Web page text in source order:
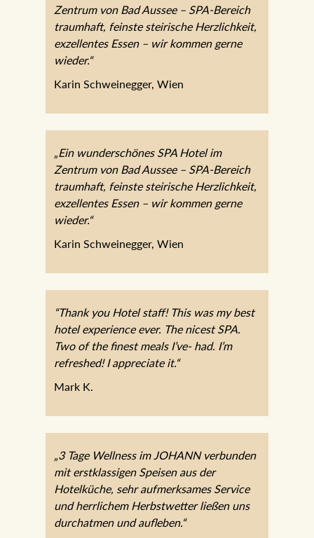
Zentrum von Bad Aussee – SPA-Bereich
traumhaft, feinste steirische Herzlichkeit,
exzellentes Essen – wir kommen gerne
wieder.“
Karin Schweinegger, Wien
„Ein wunderschönes SPA Hotel im
Zentrum von Bad Aussee – SPA-Bereich
traumhaft, feinste steirische Herzlichkeit,
exzellentes Essen – wir kommen gerne
wieder.“
Karin Schweinegger, Wien
“Thank you Hotel staff! This was my best
hotel experience ever. The nicest SPA.
Two of the finest meals I’ve- had. I’m
refreshed! I appreciate it.“
Mark K.
„3 Tage Wellness im JOHANN verbunden
mit erstklassigen Speisen aus der
Hotelküche, sehr aufmerksames Service
und herrlichem Herbstwetter ließen uns
durchatmen und aufleben.“